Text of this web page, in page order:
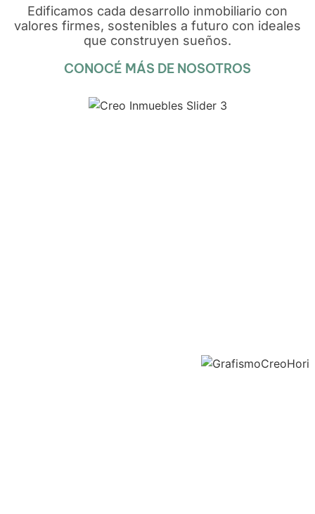
Edificamos cada desarrollo inmobiliario con
valores firmes, sostenibles a futuro con ideales
que construyen sueños.
CONOCÉ MÁS DE NOSOTROS